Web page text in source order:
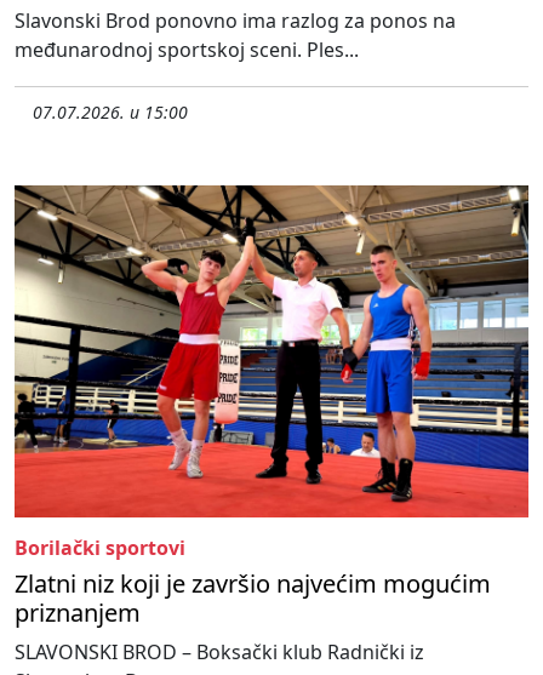
Slavonski Brod ponovno ima razlog za ponos na
međunarodnoj sportskoj sceni. Ples...
07.07.2026. u 15:00
Borilački sportovi
Zlatni niz koji je završio najvećim mogućim
priznanjem
SLAVONSKI BROD – Boksački klub Radnički iz